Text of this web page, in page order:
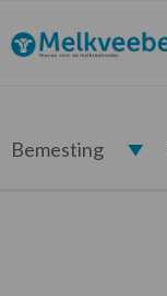
de
hoofdnavigatie
de
hoofd
de
eerste
de
voettekst
Melkveebedrijf.nl
Bemesting